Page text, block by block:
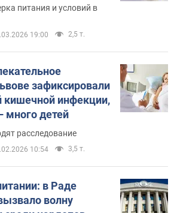
питания и условий в
19:00 2,5 т.
зафиксировали
кишечной инфекции,
много детей
расследование
10:54 3,5 т.
в Раде
волну